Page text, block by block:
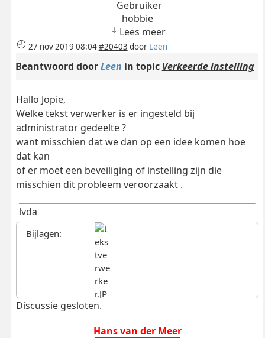
hobbie
Lees meer
27 nov 2019 08:04#20403 door Leen
Beantwoord doorLeen in topic Verkeerde instelling
Hallo Jopie,
Welke tekst verwerker is er ingesteld bij
administrator gedeelte ?
want misschien dat we dan op een idee komen hoe
dat kan
of er moet een beveiliging of instelling zijn die
misschien dit probleem veroorzaakt .
lvda
Bijlagen:
Discussie gesloten.
Hans van der Meer